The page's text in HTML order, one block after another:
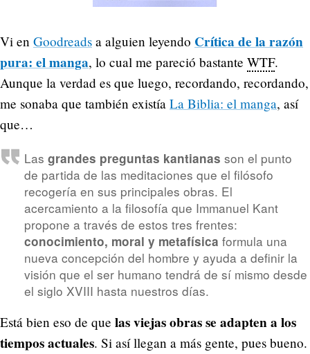
Vi en Goodreads a alguien leyendo Crítica de la razón
pura: el manga, lo cual me pareció bastante WTF.
Aunque la verdad es que luego, recordando, recordando,
me sonaba que también existía La Biblia: el manga, así
que…
Las grandes preguntas kantianas son el punto
de partida de las meditaciones que el filósofo
recogería en sus principales obras. El
acercamiento a la filosofía que Immanuel Kant
propone a través de estos tres frentes:
conocimiento, moral y metafísica formula una
nueva concepción del hombre y ayuda a definir la
visión que el ser humano tendrá de sí mismo desde
el siglo XVIII hasta nuestros días.
Está bien eso de que las viejas obras se adapten a los
tiempos actuales. Si así llegan a más gente, pues bueno.